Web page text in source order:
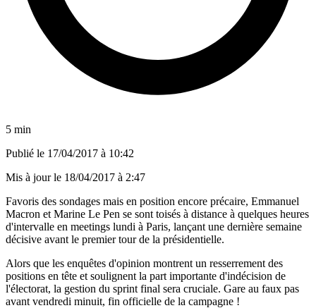
5 min
Publié le 17/04/2017 à 10:42
Mis à jour le 18/04/2017 à 2:47
Favoris des sondages mais en position encore précaire, Emmanuel
Macron et Marine Le Pen se sont toisés à distance à quelques heures
d'intervalle en meetings lundi à Paris, lançant une dernière semaine
décisive avant le premier tour de la présidentielle.
Alors que les enquêtes d'opinion montrent un resserrement des
positions en tête et soulignent la part importante d'indécision de
l'électorat, la gestion du sprint final sera cruciale. Gare au faux pas
avant vendredi minuit, fin officielle de la campagne !